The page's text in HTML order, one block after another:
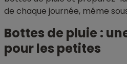
de chaque journée, même
Bottes de pluie :
pour les petites